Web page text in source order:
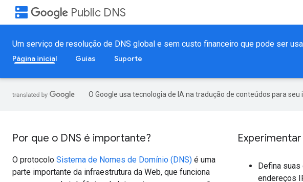
dns Public DNS
Um serviço de resolução de DNS global e sem custo financeiro que pode ser
Página inicial
Guias Suporte
O Google usa tecnologia de IA na tradução de conteúdos para
Por que o DNS é importante?
O protocolo Sistema de Nomes de Domínio (DNS) é uma
parte importante da infraestrutura da Web, que funciona
Experimentar
Defina
endereços